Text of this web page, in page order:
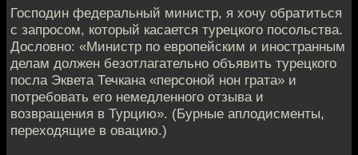
Господин федеральный министр, я хочу обратиться
с запросом, который касается турецкого посольства.
Дословно: «Министр по европейским и иностранным
делам должен безотлагательно объявить турецкого
посла Эквета Течкана «персоной нон грата» и
потребовать его немедленного отзыва и
возвращения в Турцию». (Бурные аплодисменты,
переходящие в овацию.)